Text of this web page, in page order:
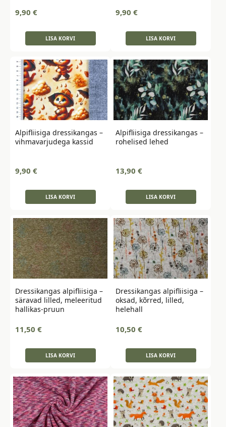
9,90 €
LISA KORVI
9,90 €
LISA KORVI
Alpifliisiga dressikangas –
vihmavarjudega kassid
9,90 €
LISA KORVI
Alpifliisiga dressikangas –
rohelised lehed
13,90 €
LISA KORVI
Dressikangas alpifliisiga –
säravad lilled, meleeritud
hallikas-pruun
11,50 €
LISA KORVI
Dressikangas alpifliisiga –
oksad, kõrred, lilled,
helehall
10,50 €
LISA KORVI